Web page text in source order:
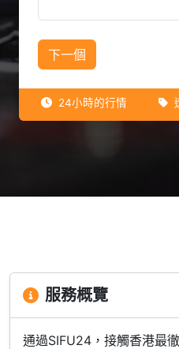
下一個
24小時的行情
服務概覽
通過SIFU24，接觸香港最